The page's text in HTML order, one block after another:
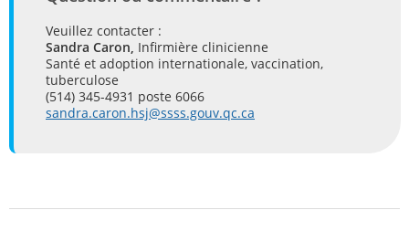
Veuillez contacter :
Sandra Caron, Infirmière clinicienne
Santé et adoption internationale, vaccination,
tuberculose
(514) 345-4931 poste 6066
sandra.caron.hsj@ssss.gouv.qc.ca